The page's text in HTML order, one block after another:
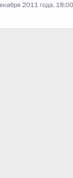
2011 года, 18:00